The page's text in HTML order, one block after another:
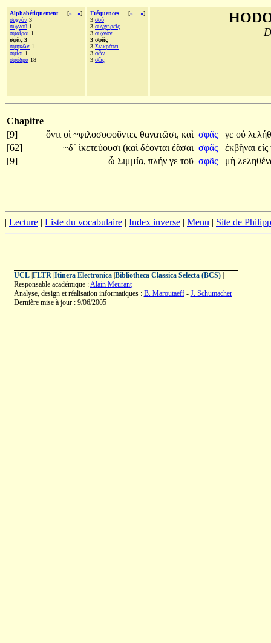
Alphabétiquement [« »]
συχνὸν 3
συχνοῦ 1
σφαῖραι 1
σφᾶς 3
σφηκῶν 1
σφίσι 1
σφόδρα 18
Fréquences [« »]
3 σοῦ
3 συγχωρεῖς
3 συχνὸν
3 σφᾶς
3 Σωκράτει
3 σῶν
3 σῶς
Chapitre
[9]
ὄντι οἱ ~φιλοσοφοῦντες θανατῶσι, καὶ σφᾶς γε οὐ
[62]
~δ᾽ ἱκετεύουσι (καὶ δέονται ἐᾶσαι σφᾶς ἐκβῆναι εἰς
[9]
ὦ Σιμμία, πλήν γε τοῦ σφᾶς μὴ
| Lecture | Liste du vocabulaire | Index inverse | Menu | Site de
UCL| FLTR| Itinera Electronica| Bibliotheca Classica Selecta (BCS)|
Responsable académique :Alain Meurant
Analyse, design et réalisation informatiques : B. Maroutaeff- J. Schumacher
Dernière mise à jour : 9/06/2005